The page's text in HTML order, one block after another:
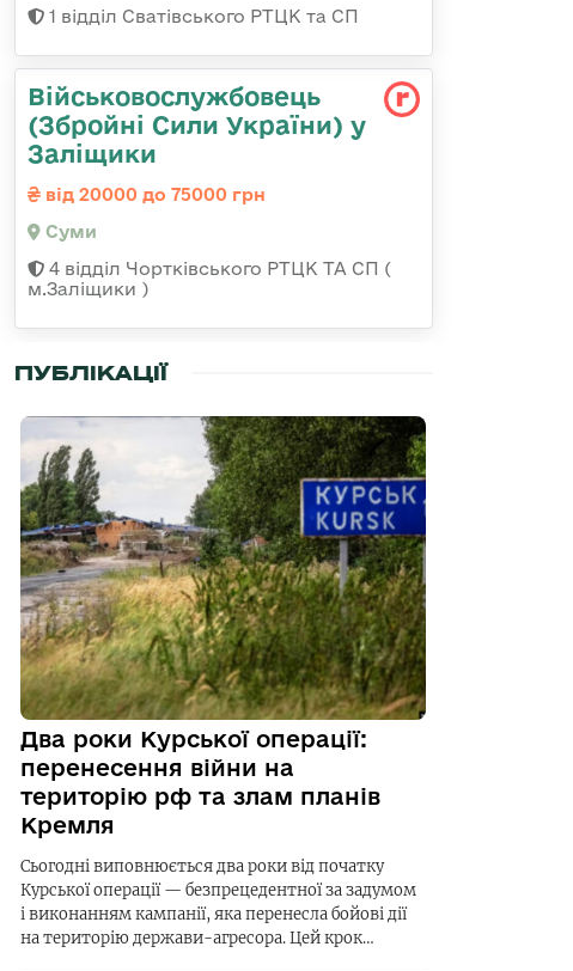
1 відділ Сватівського РТЦК та СП
Військовослужбовець
(Збройні Сили України) у
Заліщики
від 20000 до 75000 грн
Суми
4 відділ Чортківського РТЦК ТА СП (
м.Заліщики )
ПУБЛІКАЦІЇ
Два роки Курської операції:
перенесення війни на
територію рф та злам планів
Кремля
Сьогодні виповнюється два роки від початку
Курської операції — безпрецедентної за задумом
і виконанням кампанії, яка перенесла бойові дії
на територію держави-агресора. Цей крок…